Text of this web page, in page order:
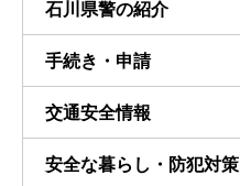
石川県警の紹介
手続き・申請
交通安全情報
安全な暮らし・防犯対策